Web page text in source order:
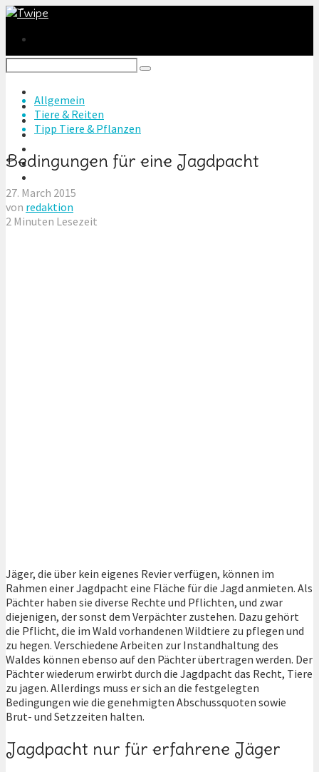
Radeln & Wandern
Tiere & Reiten
Basteln & DIY
Autos & Motoren
Allgemein
Tiere & Reiten
Tipp Tiere & Pflanzen
Bedingungen für eine Jagdpacht
27. March 2015
von redaktion
2 Minuten Lesezeit
Jäger, die über kein eigenes Revier verfügen, können im
Rahmen einer Jagdpacht eine Fläche für die Jagd anmieten. Als
Pächter haben sie diverse Rechte und Pflichten, und zwar
diejenigen, der sonst dem Verpächter zustehen. Dazu gehört
die Pflicht, die im Wald vorhandenen Wildtiere zu pflegen und
zu hegen. Verschiedene Arbeiten zur Instandhaltung des
Waldes können ebenso auf den Pächter übertragen werden. Der
Pächter wiederum erwirbt durch die Jagdpacht das Recht, Tiere
zu jagen. Allerdings muss er sich an die festgelegten
Bedingungen wie die genehmigten Abschussquoten sowie
Brut- und Setzzeiten halten.
Jagdpacht nur für erfahrene Jäger